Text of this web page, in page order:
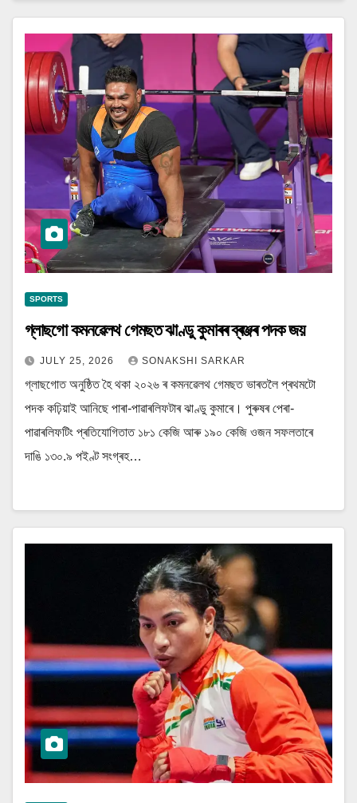
SPORTS
গ্লাছগো কমনৱেলথ গেমছত ঝাণ্ডু কুমাৰৰ ব্ৰঞ্জৰ পদক জয়
JULY 25, 2026 SONAKSHI SARKAR
গ্লাছগোত অনুষ্ঠিত হৈ থকা ২০২৬ ৰ কমনৱেলথ গেমছত ভাৰতলৈ প্ৰথমটো
পদক কঢ়িয়াই আনিছে পাৰা-পাৱাৰলিফটাৰ ঝাণ্ডু কুমাৰে। পুৰুষৰ পেৰা-
পাৱাৰলিফটিং প্ৰতিযোগিতাত ১৮১ কেজি আৰু ১৯০ কেজি ওজন সফলতাৰে
দাঙি ১৩০.৯ পইণ্ট সংগ্ৰহ…